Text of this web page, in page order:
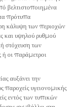
βελτιστοποιημένα
πρότυπα
κάλυψη των περιοχών
και υψηλού ρυθμού
στόχευση των
ή οι παράμετροι
αυξάνει την
παροχείς υγειονομικής
εντός των τυπικών